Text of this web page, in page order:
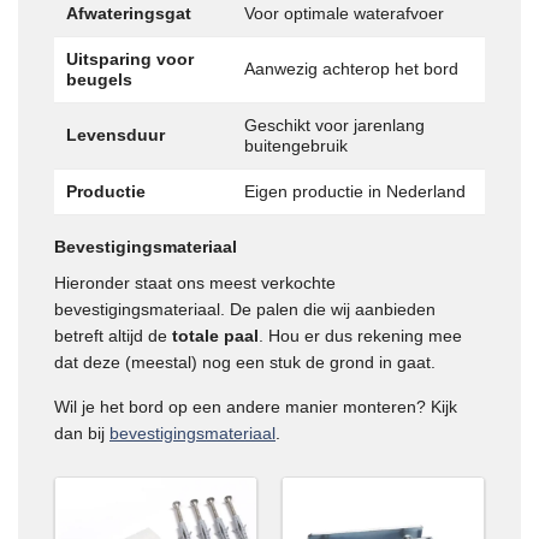
Afwateringsgat Voor optimale waterafvoer
Uitsparing voor
beugels
Aanwezig achterop het bord
Levensduur
Geschikt voor jarenlang
buitengebruik
Productie Eigen productie in Nederland
Bevestigingsmateriaal
Hieronder staat ons meest verkochte
bevestigingsmateriaal. De palen die wij aanbieden
betreft altijd de totale paal . Hou er dus rekening mee
dat deze (meestal) nog een stuk de grond in gaat.
Wil je het bord op een andere manier monteren? Kijk
dan bij bevestigingsmateriaal